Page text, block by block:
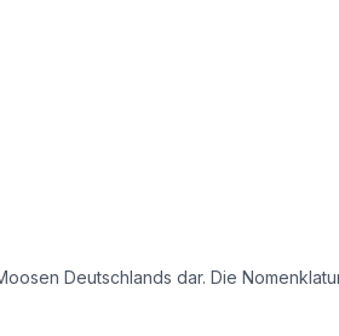
Deutschlands dar. Die